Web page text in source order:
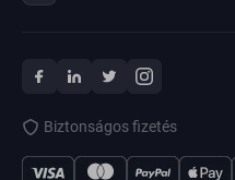
Biztonságos fizetés